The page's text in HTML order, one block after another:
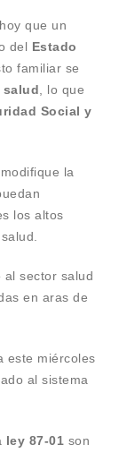
hoy que un
del Estado
familiar se
salud , lo que
Social y
la
los altos
al sector salud
en aras de
este miércoles
al sistema
ley 87-01 son